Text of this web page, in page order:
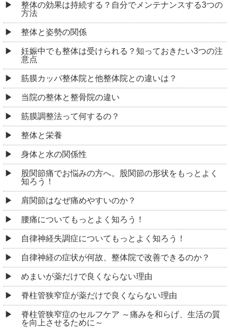
整体の効果は持続する？自分でメンテナンスする3つの
方法
整体と姿勢の関係
妊娠中でも整体は受けられる？知っておきたい3つの注
意点
筋膜カッパ整体院と他整体院との違いは？
当院の整体と整骨院の違い
筋膜調整法って何するの？
整体と栄養
身体と水の関係性
股関節痛でお悩みの方へ。股関節の形状をもっとよく
知ろう！
肩関節はなぜ痛めやすいのか？
腰痛についてもっとよく知ろう！
自律神経失調症についてもっとよく知ろう！
自律神経の症状が何故、整体院で改善できるのか？
めまいが薬だけで良くならない理由
脊柱管狭窄症が薬だけで良くならない理由
脊柱管狭窄症のセルフケア ～痛みを和らげ、生活の質
を向上させるために～